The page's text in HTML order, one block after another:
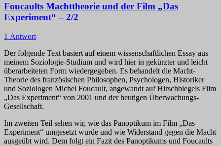
Foucaults Machttheorie und der Film „Das
Experiment“ – 2/2
1 Antwort
Der folgende Text basiert auf einem wissenschaftlichen Essay aus
meinem Soziologie-Studium und wird hier in gekürzter und leicht
überarbeiteten Form wiedergegeben. Es behandelt die Macht-
Theorie des französischen Philosophen, Psychologen, Historiker
und Soziologen Michel Foucault, angewandt auf Hirschbiegels Film
„Das Experiment“ von 2001 und der heutigen Überwachungs-
Gesellschaft.
Im zweiten Teil sehen wir, wie das Panoptikum im Film „Das
Experiment“ umgesetzt wurde und wie Widerstand gegen die Macht
ausgeübt wird. Dem folgt ein Fazit des Panoptikums und Foucaults